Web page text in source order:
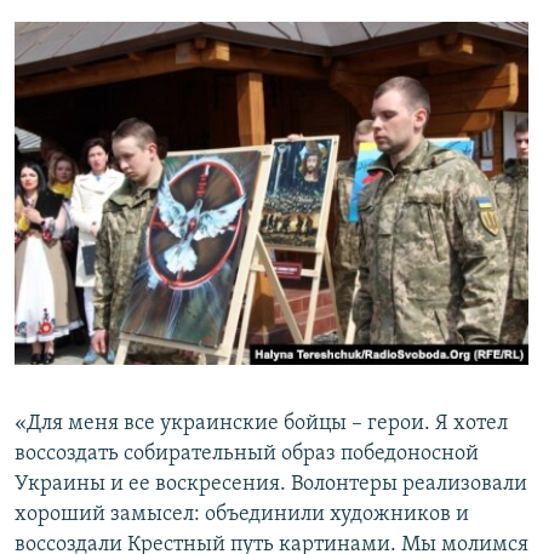
«Для меня все украинские бойцы – герои. Я хотел
воссоздать собирательный образ победоносной
Украины и ее воскресения. Волонтеры реализовали
хороший замысел: объединили художников и
воссоздали Крестный путь картинами. Мы молимся